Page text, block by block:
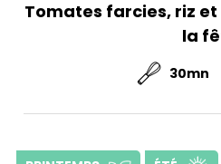
Tomates farcies, riz
la
30mn